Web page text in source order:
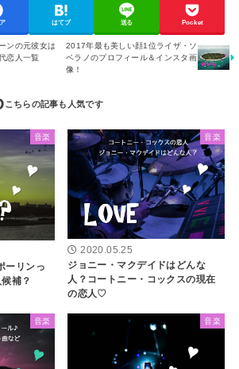
はてブ 送る Pocket
ンの元彼女は
恋人一覧
2017年最も美しい顔1位ライザ・ソ
ベラノのプロフィール＆インスタ画
像！
音楽
ーリンっ
補？
音楽
2020.05.25
ジョニー・マクデイドはどんな
人？コートニー・コックスの現在
の恋人♡
音楽 音楽